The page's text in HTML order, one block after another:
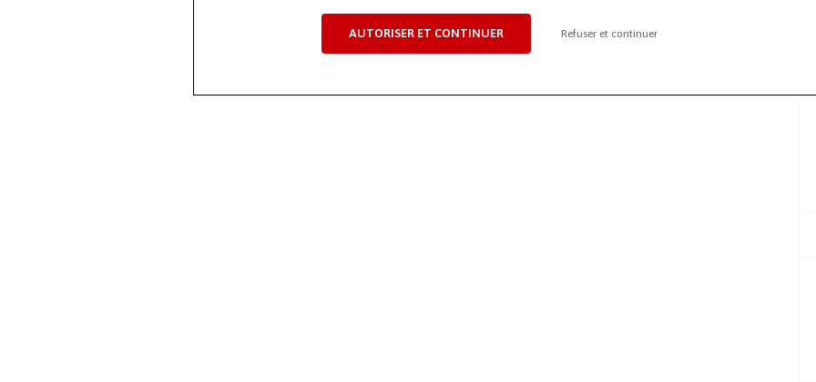
AUTORISER ET CONTINUER Refuser et continuer